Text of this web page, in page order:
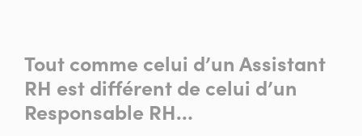
Tout comme celui d’un Assistant
RH est différent de celui d’un
Responsable RH…